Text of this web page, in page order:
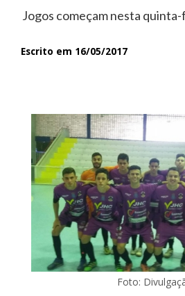
Jogos começam nesta
Escrito em 16/05/2017
Foto: